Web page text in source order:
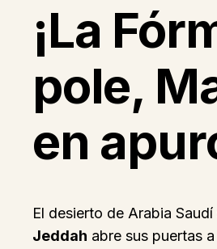
¡La
pole,
en
El desierto de Arabia
Jeddah abre sus puertas